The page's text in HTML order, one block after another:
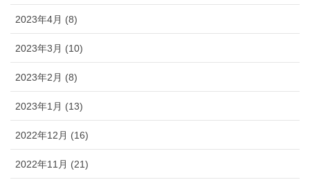
2023年4月 (8)
2023年3月 (10)
2023年2月 (8)
2023年1月 (13)
2022年12月 (16)
2022年11月 (21)